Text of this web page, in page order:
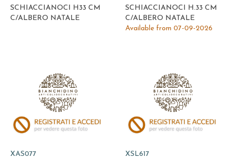
SCHIACCIANOCI H33 CM
C/ALBERO NATALE
SCHIACCIANOCI H.33 CM
C/ALBERO NATALE
Available from 07-09-2026
XAS077
XSL617